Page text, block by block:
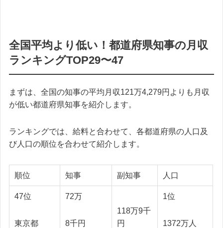
全国平均より低い！都道府県知事の月収
ランキングTOP29〜47
まずは、全国の知事の平均月収121万4,279円よりも月収
が低い都道府県知事を紹介します。
ランキングでは、給料と合わせて、各都道府県の人口及
び人口の順位を合わせて紹介します。
順位 知事 副知事 人口
47位
東京都
72万
8千円
118万9千
円
1位
1372万人